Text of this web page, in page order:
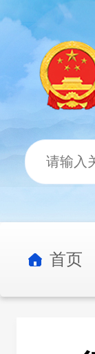
首页